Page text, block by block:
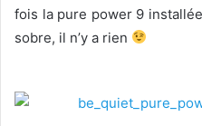
fois la pure power 9
sobre, il n’y a rien